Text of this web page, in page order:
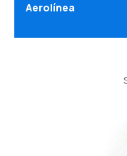
Aerolínea